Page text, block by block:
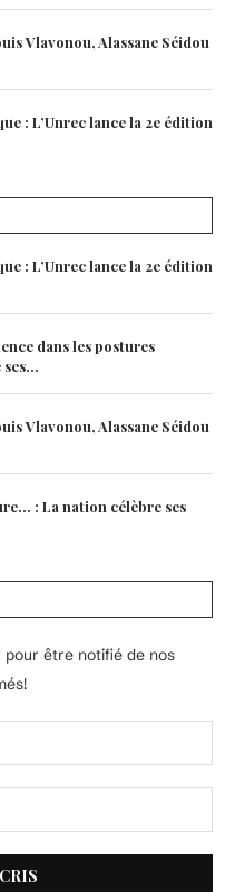
Vlavonou, Alassane Séidou
: L’Unrec lance la 2e édition
: L’Unrec lance la 2e édition
dans les postures
Vlavonou, Alassane Séidou
: La nation célèbre ses
être notifié de nos